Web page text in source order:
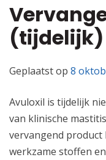
(tijdelijk)
Geplaatst op 8
Avuloxil is tijdelijk
van klinische
vervangend product
werkzame stoffen